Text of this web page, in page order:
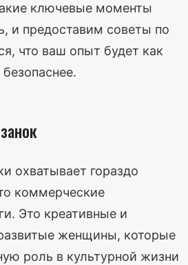
ключевые моменты
и предоставим советы по
что ваш опыт будет как
охватывает гораздо
коммерческие
Это креативные и
женщины, которые
роль в культурной жизни